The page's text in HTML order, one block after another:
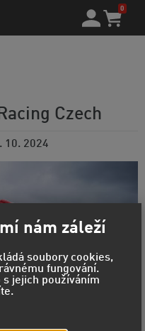
0
Czech
10. 2024
nám záleží
soubory cookies,
fungování.
s jejich používáním